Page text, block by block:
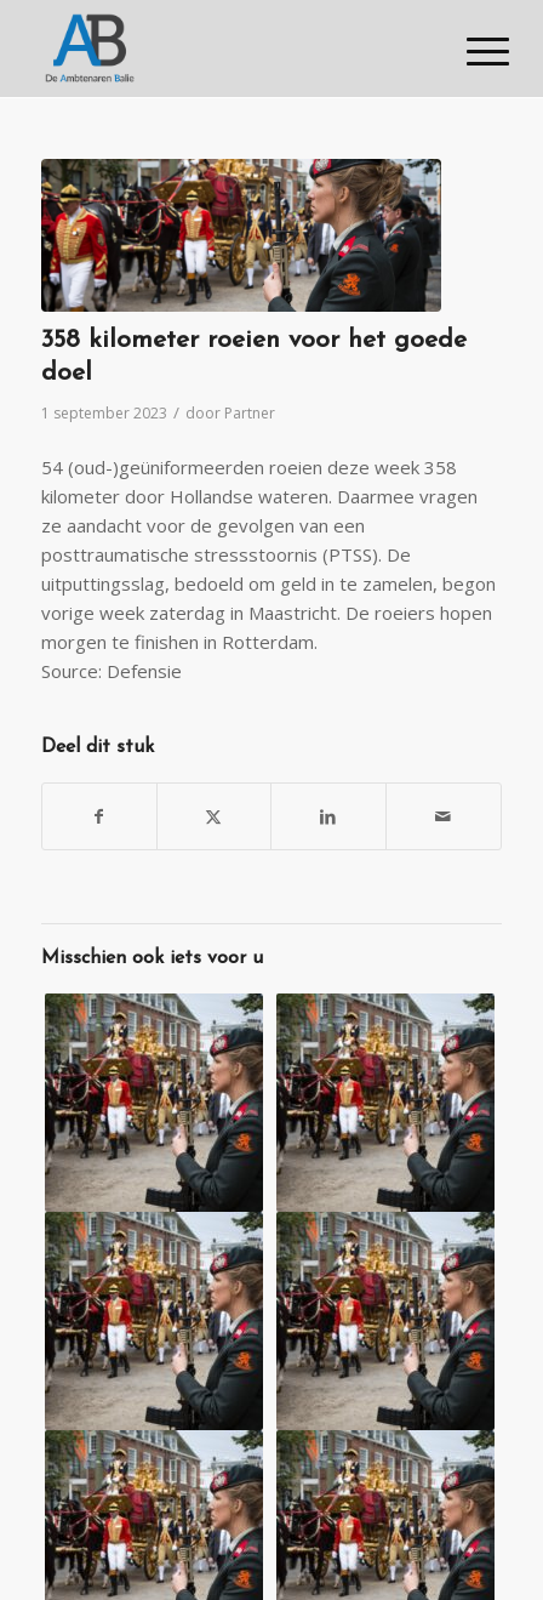
358 kilometer roeien voor het goede
doel
1 september 2023 / door Partner
54 (oud-)geüniformeerden roeien deze week 358
kilometer door Hollandse wateren. Daarmee vragen
ze aandacht voor de gevolgen van een
posttraumatische stressstoornis (PTSS). De
uitputtingsslag, bedoeld om geld in te zamelen, begon
vorige week zaterdag in Maastricht. De roeiers hopen
morgen te finishen in Rotterdam.
Source: Defensie
Deel dit stuk
Misschien ook iets voor u